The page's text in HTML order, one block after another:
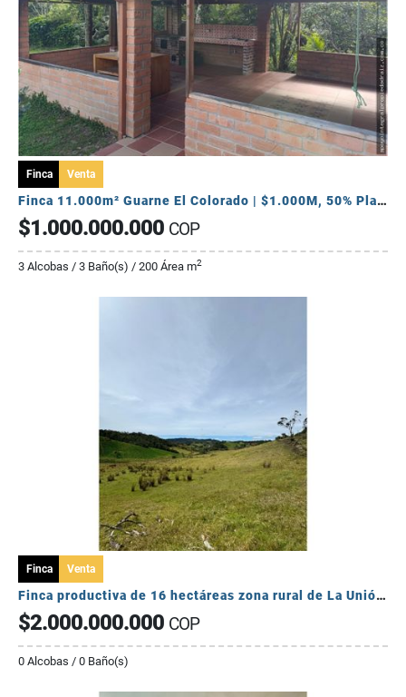
Finca Venta
Finca 11.000m² Guarne El Colorado | $1.000M, 50% Plana y Lagos 🌳🍒
$1.000.000.000 COP
3 Alcobas / 3 Baño(s) / 200 Área m2
Finca Venta
Finca productiva de 16 hectáreas zona rural de La Unión.
$2.000.000.000 COP
0 Alcobas / 0 Baño(s)